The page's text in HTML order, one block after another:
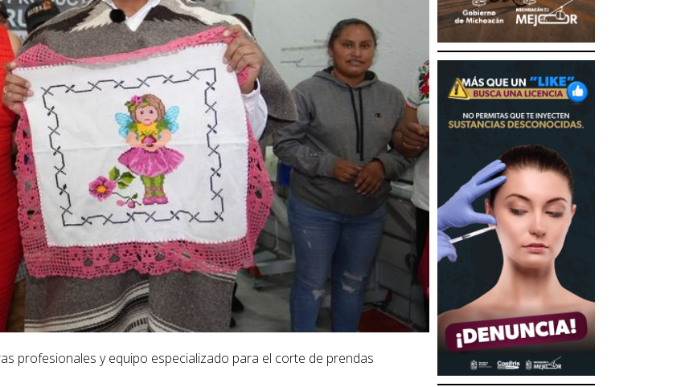
profesionales y equipo especializado para el corte de prendas